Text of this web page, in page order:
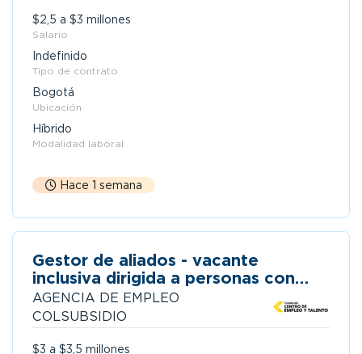
$2,5 a $3 millones
Salario
Indefinido
Tipo de contrato
Bogotá
Ubicación
Híbrido
Modalidad laboral
Hace 1 semana
Gestor de aliados - vacante
inclusiva dirigida a personas con
discapacidad
AGENCIA DE EMPLEO
COLSUBSIDIO
$3 a $3,5 millones